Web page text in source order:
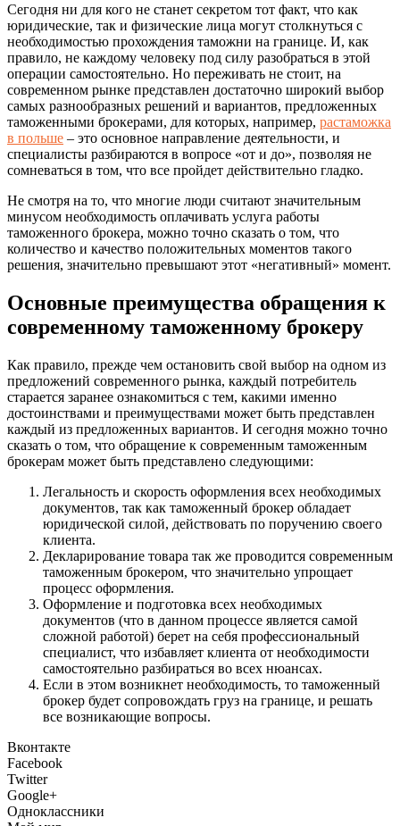
Сегодня ни для кого не станет секретом тот факт, что как
юридические, так и физические лица могут столкнуться с
необходимостью прохождения таможни на границе. И, как
правило, не каждому человеку под силу разобраться в этой
операции самостоятельно. Но переживать не стоит, на
современном рынке представлен достаточно широкий выбор
самых разнообразных решений и вариантов, предложенных
таможенными брокерами, для которых, например, растаможка
в польше – это основное направление деятельности, и
специалисты разбираются в вопросе «от и до», позволяя не
сомневаться в том, что все пройдет действительно гладко.
Не смотря на то, что многие люди считают значительным
минусом необходимость оплачивать услуга работы
таможенного брокера, можно точно сказать о том, что
количество и качество положительных моментов такого
решения, значительно превышают этот «негативный» момент.
Основные преимущества обращения к
современному таможенному брокеру
Как правило, прежде чем остановить свой выбор на одном из
предложений современного рынка, каждый потребитель
старается заранее ознакомиться с тем, какими именно
достоинствами и преимуществами может быть представлен
каждый из предложенных вариантов. И сегодня можно точно
сказать о том, что обращение к современным таможенным
брокерам может быть представлено следующими:
Легальность и скорость оформления всех необходимых
документов, так как таможенный брокер обладает
юридической силой, действовать по поручению своего
клиента.
Декларирование товара так же проводится современным
таможенным брокером, что значительно упрощает
процесс оформления.
Оформление и подготовка всех необходимых
документов (что в данном процессе является самой
сложной работой) берет на себя профессиональный
специалист, что избавляет клиента от необходимости
самостоятельно разбираться во всех нюансах.
Если в этом возникнет необходимость, то таможенный
брокер будет сопровождать груз на границе, и решать
все возникающие вопросы.
Вконтакте
Facebook
Twitter
Google+
Одноклассники